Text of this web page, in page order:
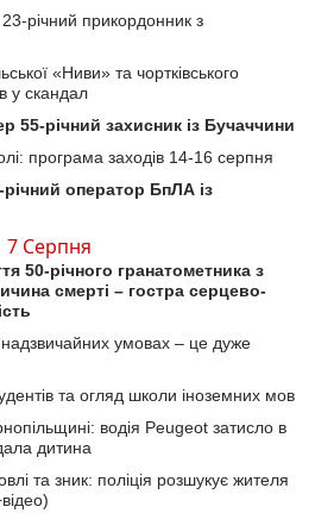
річний прикордонник з
«Ниви» та чортківського
у скандал
55-річний захисник із Бучаччини
програма заходів 14-16 серпня
річний оператор БпЛА із
7 Серпня
50-річного гранатометника з
смерті – гостра серцево-
умовах – це дуже
та огляд школи іноземних мов
водія Peugeot затисло в
дитина
та зник: поліція розшукує жителя